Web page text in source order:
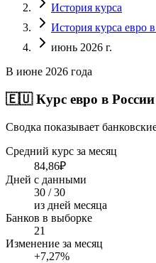
История курса
История курса евро
июнь 2026 г.
В июне 2026 года
🇪🇺 Курс евро в
Сводка показывает
Средний курс за месяц
84,86₽
Дней с данными
30 / 30
из дней месяца
Банков в выборке
21
Изменение за месяц
+7,27%